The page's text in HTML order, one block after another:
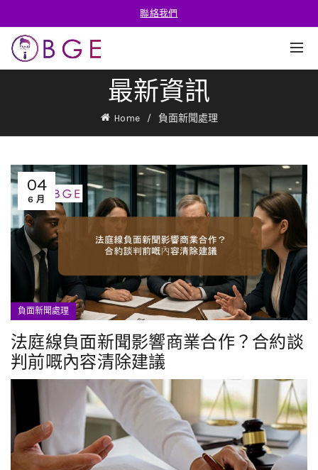
聯絡我們
最新資訊
Home 負面新聞處理
04
6 月
負面新聞處理
法庭線負面新聞影響商業合作？合約談
判前嘅內容清除建議